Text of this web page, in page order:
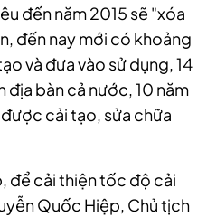
đến năm 2015 sẽ "xóa
đến nay mới có khoảng
và đưa vào sử dụng, 14
địa bàn cả nước, 10 năm
cải tạo, sửa chữa
để cải thiện tốc độ cải
Quốc Hiệp, Chủ tịch